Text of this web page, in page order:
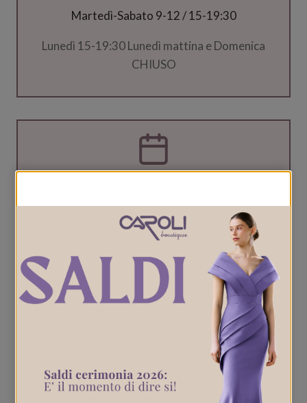
Martedì-Sabato 9-12 / 15-19:30
Lunedì 15-19:30 Lunedì mattina e Domenica
CHIUSO
Appuntamenti
Prenota un appuntamento
PRENOTA ORA
Instagram